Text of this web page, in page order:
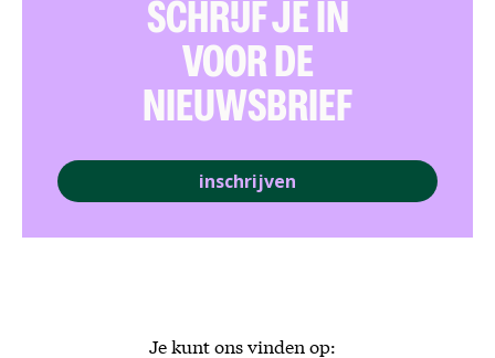
Je kunt ons vinden op:
SCHRIJF JE IN
VOOR DE
NIEUWSBRIEF
inschrijven